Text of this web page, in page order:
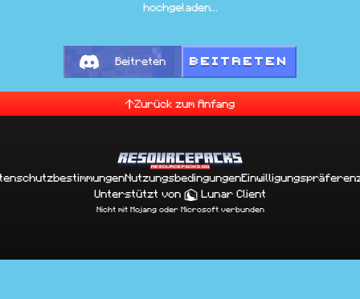
hochgeladen...
Beitreten BEITRETEN
Zurück zum Anfang
Nutzungsbedingungen
Unterstützt von
Lunar Client
Nicht mit Mojang oder Microsoft verbunden